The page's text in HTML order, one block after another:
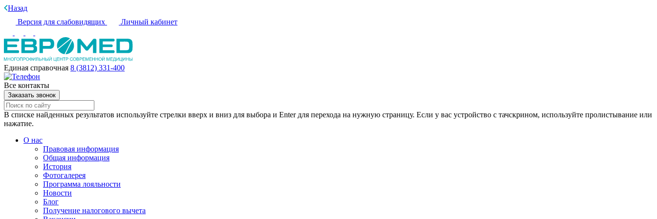
Назад
Версия для слабовидящих
Личный кабинет
Единая справочная 8 (3812) 331-400
Все контакты
Заказать звонок
В списке найденных результатов используйте стрелки вверх и вниз для выбора и Enter для перехода на нужную страницу. Если у вас устройство с тачскрином, используйте пролистывание или
нажатие.
О нас
Правовая информация
Общая информация
История
Фотогалерея
Программа лояльности
Новости
Блог
Получение налогового вычета